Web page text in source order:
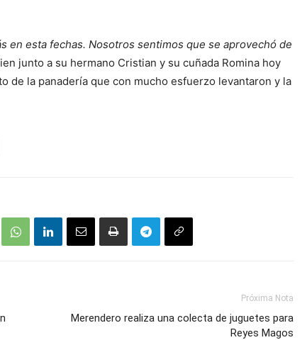
en esta fechas. Nosotros sentimos que se aprovechó de
junto a su hermano Cristian y su cuñada Romina hoy
de la panadería que con mucho esfuerzo levantaron y la
Próxima Nota
Merendero realiza una colecta de juguetes para
Reyes Magos